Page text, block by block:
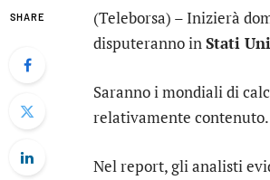
SHARE (Teleborsa) – Inizierà
disputeranno inStati
Saranno i mondiali di
relativamente contenuto.
Nel report, gli analisti